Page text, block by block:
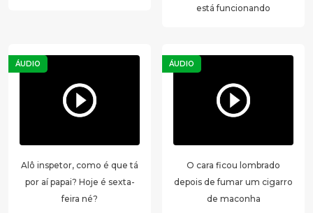
está funcionando
ÁUDIO
Alô inspetor, como é que tá
por aí papai? Hoje é sexta-
feira né?
ÁUDIO
O cara ficou lombrado
depois de fumar um cigarro
de maconha